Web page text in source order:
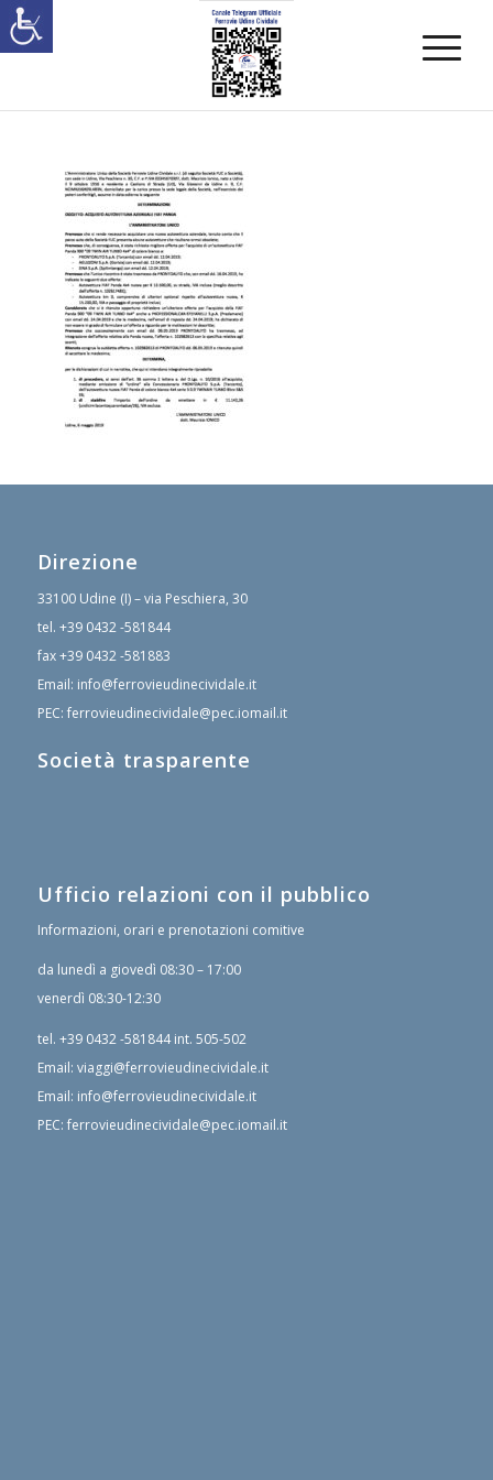
Direzione
33100 Udine (I) – via Peschiera, 30
tel. +39 0432 -581844
fax+39 0432 -581883
Email: info@ferrovieudinecividale.it
PEC: ferrovieudinecividale@pec.iomail.it
Società trasparente
Ufficio relazioni con il pubblico
Informazioni, orari e prenotazioni comitive
da lunedì a giovedì 08:30 – 17:00
venerdì 08:30-12:30
tel. +39 0432 -581844int. 505-502
Email: viaggi@ferrovieudinecividale.it
Email: info@ferrovieudinecividale.it
PEC: ferrovieudinecividale@pec.iomail.it